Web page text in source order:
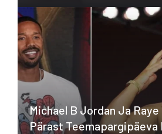
Michael B Jordan Ja
Pärast Teemapargipäeva